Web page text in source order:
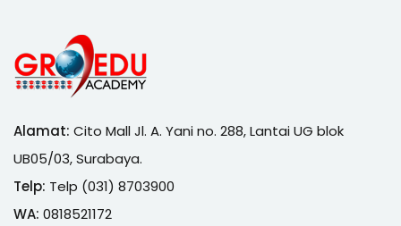
Alamat: Cito Mall Jl. A. Yani no. 288, Lantai UG blok
UB05/03, Surabaya.
Telp: Telp (031) 8703900
WA: 0818521172